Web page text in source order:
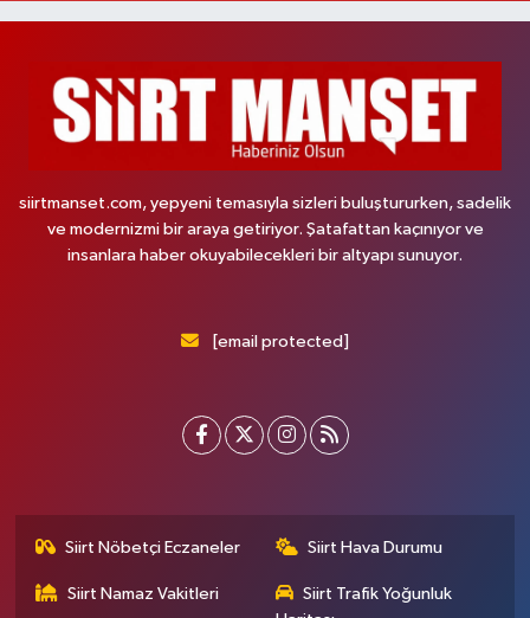
siirtmanset.com, yepyeni temasıyla sizleri buluştururken, sadelik
ve modernizmi bir araya getiriyor. Şatafattan kaçınıyor ve
insanlara haber okuyabilecekleri bir altyapı sunuyor.
[email protected]
Siirt Nöbetçi Eczaneler Siirt Hava Durumu
Siirt Namaz Vakitleri
Siirt Trafik Yoğunluk